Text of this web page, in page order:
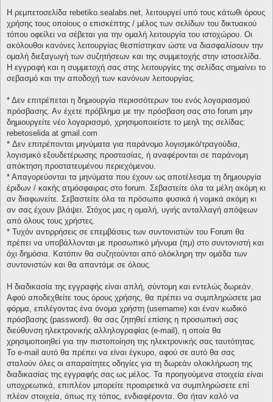
Η ρεμπετοσελίδα rebetiko.sealabs.net, λειτουργεί υπό τους κάτωθι όρους
χρήσης τους οποίους ο επισκέπτης / μέλος των σελίδων του δικτυακού
τόπου οφείλει να σέβεται για την ομαλή λειτουργία του ιστοχώρου. Οι
ακόλουθοι κανόνες λειτουργίας θεσπίστηκαν ώστε να διασφαλίσουν την
ομαλή διεξαγωγή των συζητήσεων και της συμμετοχής στην ιστοσελίδα.
Η εγγραφή και η συμμετοχή σας στης λειτουργίες της σελίδας σημαίνει το
σεβασμό και την αποδοχή των κανόνων λειτουργίας.
* Δεν επιτρέπεται η δημιουργία περισσότερων του ενός λογαριασμού
πρόσβασης. Αν έχετε πρόβλημα με την πρόσβαση σας στο forum μην
δημιουργείτε νέο λογαριασμό, χρησιμοποιείστε το μεηλ της σελίδας:
rebetoselida at gmail.com
* Δεν επιτρέπονται μηνύματα για παράνομο λογισμικό/τραγούδια,
λογισμικό εξουδετέρωσης προστασίας, ή αναφέρονται σε παράνομη
απόκτηση προστατευμένου περιεχόμενου.
* Απαγορεύονται τα μηνύματα που έχουν ως αποτέλεσμα τη δημιουργία
έριδων / κακής ατμόσφαιρας στο forum. Σεβαστείτε όλα τα μέλη ακόμη κι
αν διαφωνείτε. Σεβαστείτε όλα τα πρόσωπα φυσικά ή νομικά ακόμη κι
αν σας έχουν βλάψει. Στόχος μας η ομαλή, υγιής ανταλλαγή απόψεων
από όλους τους χρήστες.
* Τυχόν αντιρρήσεις σε επεμβάσεις των συντονιστών του Forum θα
πρέπει να υποβάλλονται με προσωπικό μήνυμα (πμ) στο συντονιστή και
όχι δημόσια. Κατόπιν θα συζητούνται από ολόκληρη την ομάδα των
συντονιστών και θα απαντάμε σε όλους.
Η διαδικασία της εγγραφής είναι απλή, σύντομη και εντελώς δωρεάν.
Αφού αποδεχθείτε τους όρους χρήσης, θα πρέπει να συμπληρώσετε μια
φόρμα, επιλέγοντας ένα όνομα χρήστη (username) και έναν κωδικό
πρόσβασης (password). θα σας ζητηθεί επίσης η προσωπική σας
διεύθυνση ηλεκτρονικής αλληλογραφίας (e-mail), η οποία θα
χρησιμοποιηθεί για την πιστοποίηση της ηλεκτρονικής σας ταυτότητας.
Το e-mail αυτό θα πρέπει να είναι έγκυρο, αφού σε αυτό θα σας
σταλούν όλες οι απαραίτητες οδηγίες για τη δωρεάν ολοκλήρωση της
διαδικασίας της εγγραφής σας ως μέλος. Τα προηγούμενα στοιχεία είναι
υποχρεωτικά, επιπλέον μπορείτε προαιρετικά να συμπληρώσετε επί
πλέον στοιχεία, όπως πχ τόπος, ενδιαφέροντα. Θα ήταν καλό να